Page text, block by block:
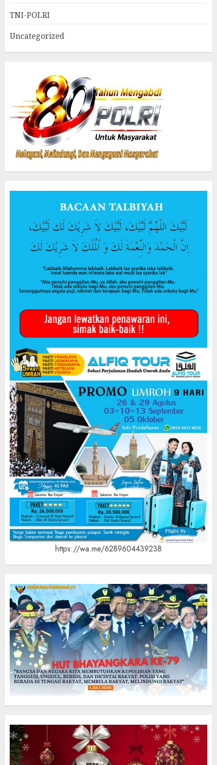
TNI-POLRI
Uncategorized
https://wa.me/6289604439238